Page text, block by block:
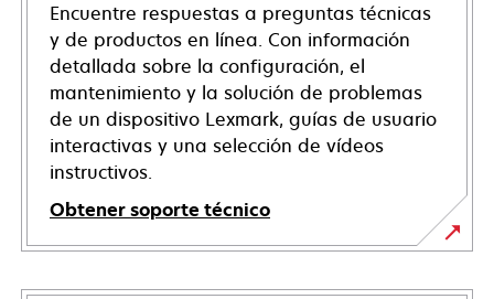
Encuentre respuestas a preguntas técnicas
y de productos en línea. Con información
detallada sobre la configuración, el
mantenimiento y la solución de problemas
de un dispositivo Lexmark, guías de usuario
interactivas y una selección de vídeos
instructivos.
Obtener soporte técnico
se
abre